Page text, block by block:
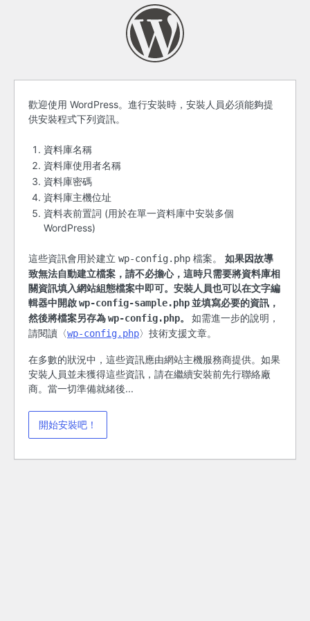
開
始
之
前
歡迎使用 WordPress。進行安裝時，安裝人員必須能夠提
供安裝程式下列資訊。
資料庫名稱
資料庫使用者名稱
資料庫密碼
資料庫主機位址
資料表前置詞 (用於在單一資料庫中安裝多個
WordPress)
這些資訊會用於建立 wp-config.php 檔案。 如果因故導
致無法自動建立檔案，請不必擔心，這時只需要將資料庫相
關資訊填入網站組態檔案中即可。安裝人員也可以在文字編
輯器中開啟wp-config-sample.php並填寫必要的資訊，
然後將檔案另存為wp-config.php。 如需進一步的說明，
請閱讀〈wp-config.php〉技術支援文章。
在多數的狀況中，這些資訊應由網站主機服務商提供。如果
安裝人員並未獲得這些資訊，請在繼續安裝前先行聯絡廠
商。當一切準備就緒後...
開始安裝吧！